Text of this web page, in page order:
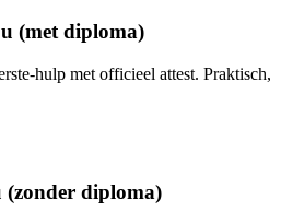
(met diploma)
hulp met officieel attest. Praktisch,
(zonder diploma)